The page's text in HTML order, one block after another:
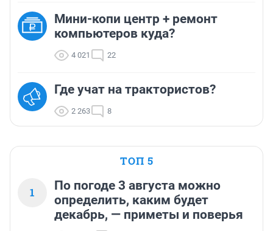
Мини-копи центр + ремонт
компьютеров куда?
4 021 22
Где учат на трактористов?
2 263 8
ТОП 5
1
По погоде 3 августа можно
определить, каким будет
декабрь, — приметы и поверья